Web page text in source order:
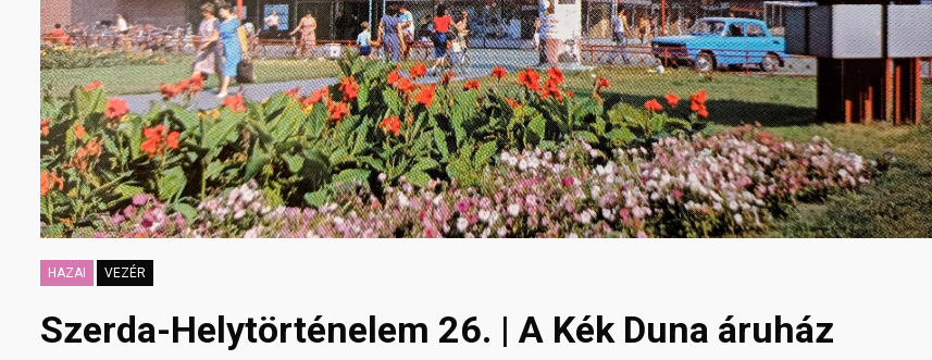
HAZAI VEZÉR
Szerda-Helytörténelem 26. | A Kék Duna áruház